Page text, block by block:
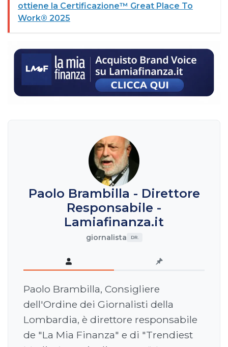
ottiene la Certificazione™ Great Place To
Work® 2025
Paolo Brambilla - Direttore
Responsabile -
Lamiafinanza.it
giornalista DR.
Paolo Brambilla, Consigliere
dell'Ordine dei Giornalisti della
Lombardia, è direttore responsabile
de "La Mia Finanza" e di "Trendiest